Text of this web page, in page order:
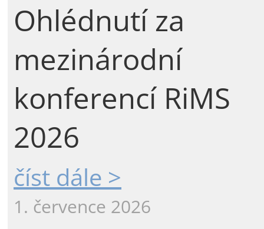
Ohlédnutí za
mezinárodní
konferencí RiMS
2026
číst dále >
1. července 2026